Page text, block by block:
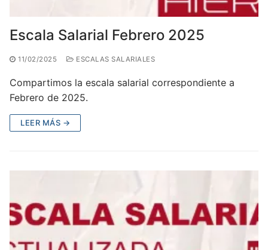
Escala Salarial Febrero 2025
11/02/2025 ESCALAS SALARIALES
Compartimos la escala salarial correspondiente a
Febrero de 2025.
LEER MÁS →